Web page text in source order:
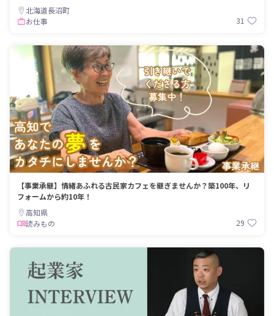
北海道長沼町
お仕事
31
【事業承継】情緒あふれる古民家カフェを継ぎませんか？築100年、リ
フォームから約10年！
高知県
読みもの
29